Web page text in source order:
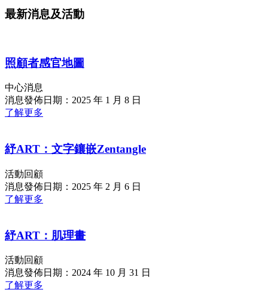
最新消息及活動
照顧者感官地圖
中心消息
消息發佈日期：2025 年 1 月 8 日
了解更多
紓ART：文字鑲嵌Zentangle
活動回顧
消息發佈日期：2025 年 2 月 6 日
了解更多
紓ART：肌理畫
活動回顧
消息發佈日期：2024 年 10 月 31 日
了解更多